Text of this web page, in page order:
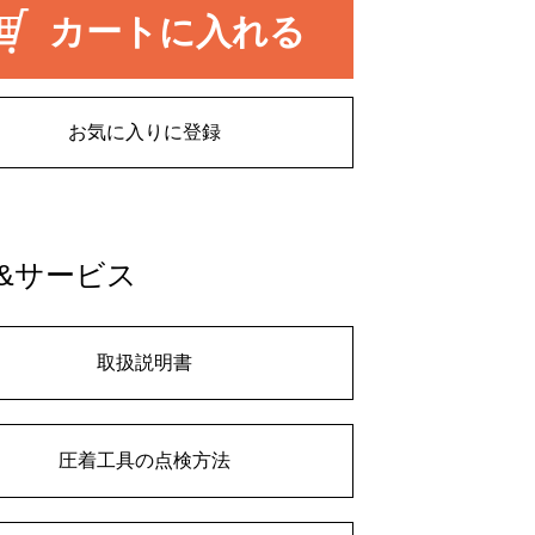
カートに入れる
お気に入りに登録
サービス
取扱説明書
圧着工具の点検方法